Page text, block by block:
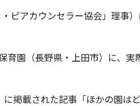
ピアカウンセラー協会」理事
育園（長野県・上田市）に、実
に掲載された記事「ほかの園は